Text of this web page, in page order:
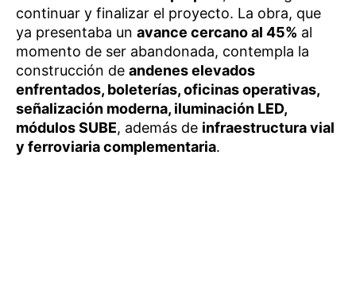
continuar y finalizar el proyecto. La obra, que
ya presentaba un avance cercano al 45% al
momento de ser abandonada, contempla la
construcción de andenes elevados
enfrentados, boleterías, oficinas operativas,
señalización moderna, iluminación LED,
módulos SUBE, además de infraestructura vial
y ferroviaria complementaria.